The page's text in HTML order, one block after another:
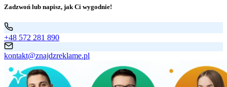
Zadzwoń lub napisz, jak Ci wygodnie!
+48 572 281 890
kontakt@znajdzreklame.pl